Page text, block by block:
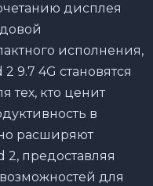
дисплея
исполнения,
9.7 4G становятся
кто ценит
в
расширяют
2, предоставляя
для